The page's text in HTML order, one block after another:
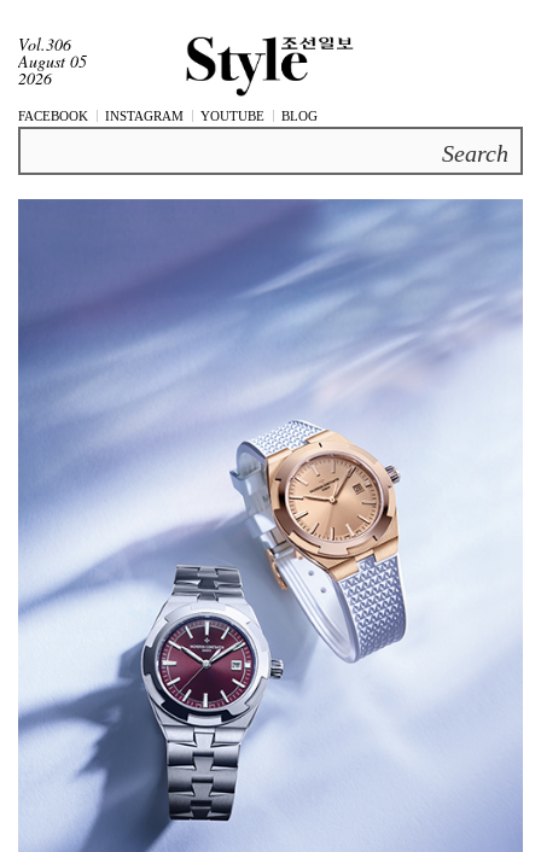
Vol.306
August 05
2026
FACEBOOK INSTAGRAM YOUTUBE BLOG